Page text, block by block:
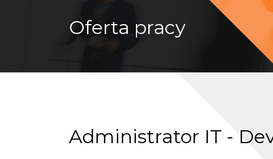
Oferta pracy
Administrator IT -